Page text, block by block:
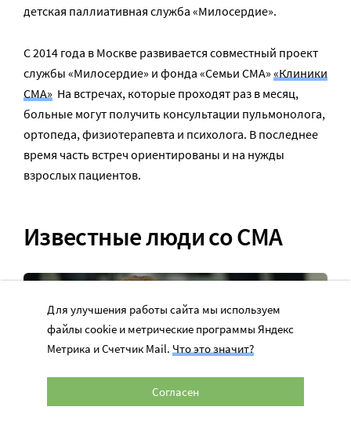
детская паллиативная служба «Милосердие».
С 2014 года в Москве развивается совместный проект
службы «Милосердие» и фонда «Семьи СМА» «Клиники
СМА» На встречах, которые проходят раз в месяц,
больные могут получить консультации пульмонолога,
ортопеда, физиотерапевта и психолога. В последнее
время часть встреч ориентированы и на нужды
взрослых пациентов.
Известные люди со СМА
Для улучшения работы сайта мы используем
файлы cookie и метрические программы Яндекс
Метрика и Счетчик Mail. Что это значит?
Согласен